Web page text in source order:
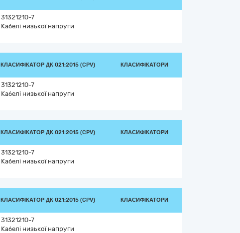
31321210-7
Кабелі низької напруги
КЛАСИФІКАТОР ДК 021:2015 (CPV) КЛАСИФІКАТОРИ
31321210-7
Кабелі низької напруги
КЛАСИФІКАТОР ДК 021:2015 (CPV) КЛАСИФІКАТОРИ
31321210-7
Кабелі низької напруги
КЛАСИФІКАТОР ДК 021:2015 (CPV) КЛАСИФІКАТОРИ
31321210-7
Кабелі низької напруги